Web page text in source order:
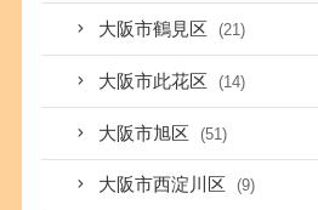
大阪市鶴見区 (21)
大阪市此花区 (14)
大阪市旭区 (51)
大阪市西淀川区 (9)